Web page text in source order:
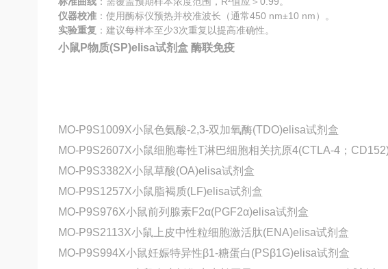
仪器校准 ：使用酶标仪预热并校准波长（通常450 nm±10 nm）。
实验重复 ：建议每样本至少3次重复以提高准确性。
小鼠P物质(SP)elisa试剂盒 酶联免疫
MO-P9S1009X小鼠色氨酸-2,3-双加氧酶(TDO)elisa试剂盒
MO-P9S2607X小鼠细胞毒性T淋巴细胞相关抗原4(CTLA-4；
MO-P9S3382X小鼠草酸(OA)elisa试剂盒
MO-P9S1257X小鼠脂褐质(LF)elisa试剂盒
MO-P9S976X小鼠前列腺素F2α(PGF2α)elisa试剂盒
MO-P9S2113X小鼠上皮中性粒细胞激活肽(ENA)elisa试剂盒
MO-P9S994X小鼠妊娠特异性β1-糖蛋白(PSβ1G)elisa试剂盒